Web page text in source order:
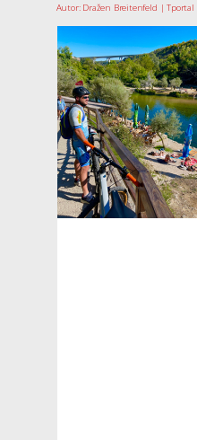
Autor: Dražen Breitenfeld | Tportal